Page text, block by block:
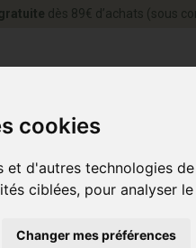
cookies
et d'autres technologies
ciblées, pour analyser
Changer mes préférences
dès 89€ d’achats (sous